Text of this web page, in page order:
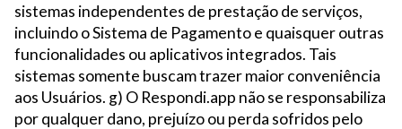
sistemas independentes de prestação de serviços,
incluindo o Sistema de Pagamento e quaisquer outras
funcionalidades ou aplicativos integrados. Tais
sistemas somente buscam trazer maior conveniência
aos Usuários. g) O Respondi.app não se responsabiliza
por qualquer dano, prejuízo ou perda sofridos pelo